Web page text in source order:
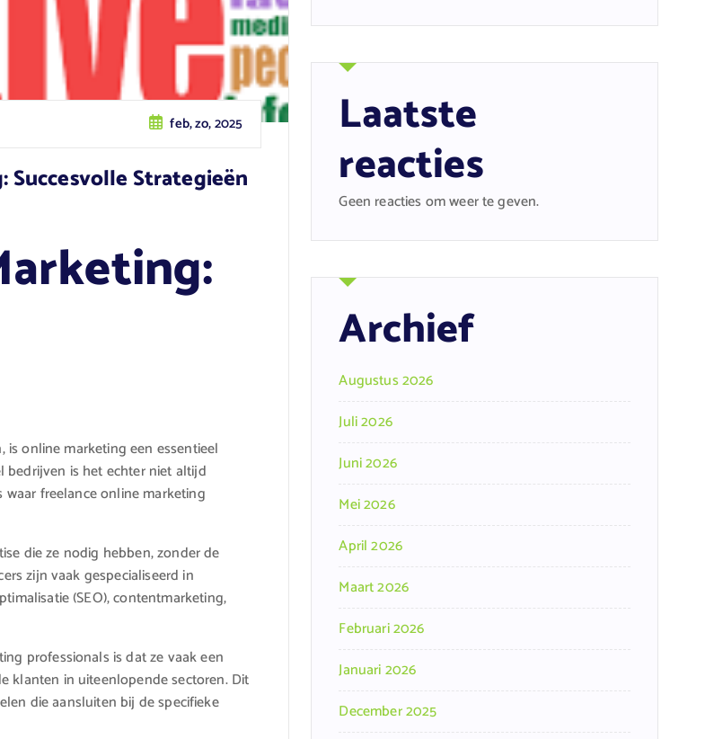
feb, zo, 2025
Succesvolle Strategieën
online marketing een essentieel
is het echter niet altijd
freelance online marketing
die ze nodig hebben, zonder de
zijn vaak gespecialiseerd in
(SEO), contentmarketing,
professionals is dat ze vaak een
klanten in uiteenlopende sectoren. Dit
die aansluiten bij de specifieke
Laatste
reacties
Geen reacties om weer te geven.
Archief
Augustus 2026
Juli 2026
Juni 2026
Mei 2026
April 2026
Maart 2026
Februari 2026
Januari 2026
December 2025